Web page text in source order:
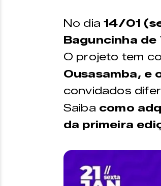
No dia14/01
Baguncinha de
O projeto tem
Ousasamba, e
convidados
Saiba como
da primeira